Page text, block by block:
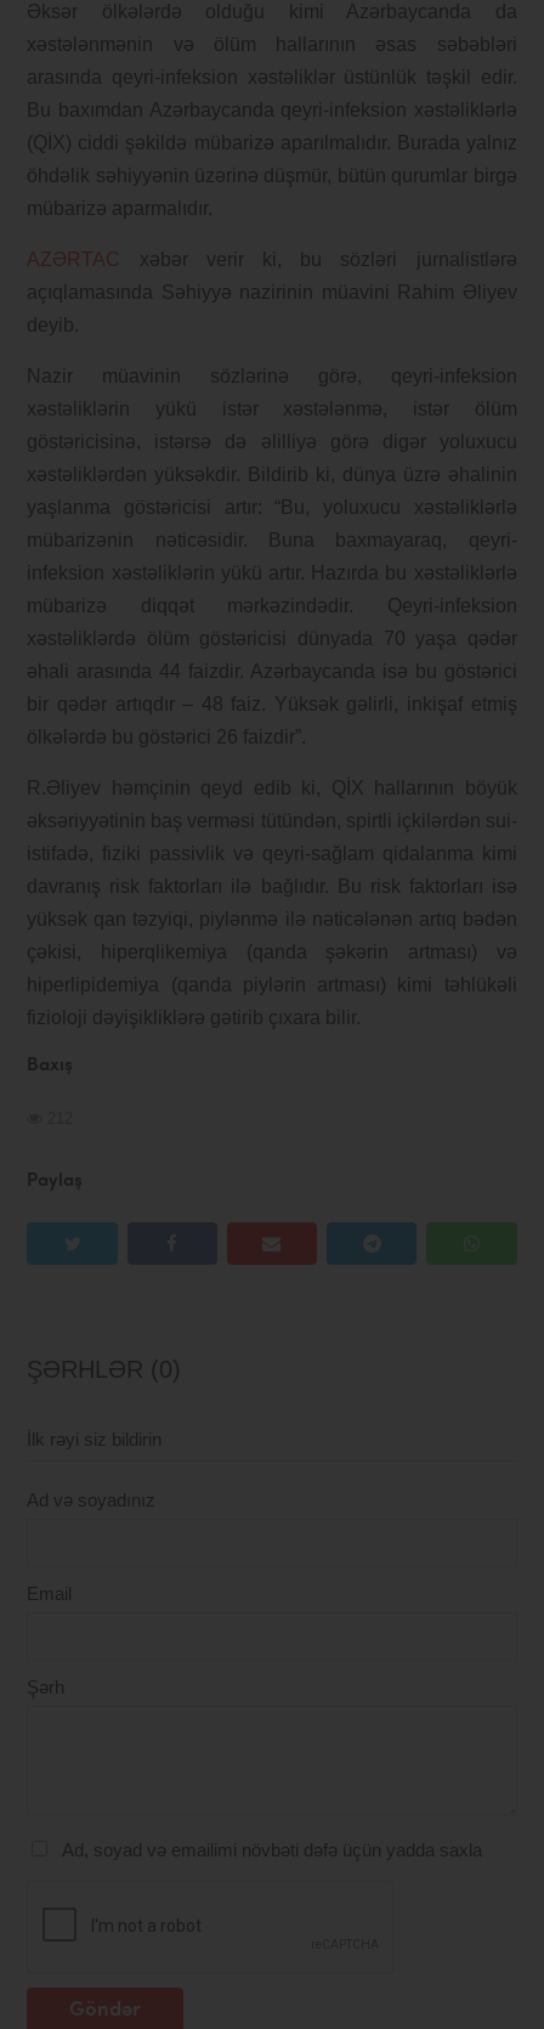
Baxış
Paylaş
Əksər ölkələrdə olduğu kimi Azərbaycanda da
xəstələnmənin və ölüm hallarının əsas səbəbləri
arasında qeyri-infeksion xəstəliklər üstünlük təşkil edir.
Bu baxımdan Azərbaycanda qeyri-infeksion xəstəliklərlə
(QİX) ciddi şəkildə mübarizə aparılmalıdır. Burada yalnız
öhdəlik səhiyyənin üzərinə düşmür, bütün qurumlar birgə
mübarizə aparmalıdır.
AZƏRTAC
xəbər verir ki, bu sözləri jurnalistlərə
açıqlamasında Səhiyyə nazirinin müavini Rahim Əliyev
deyib.
Nazir müavinin sözlərinə görə, qeyri-infeksion
xəstəliklərin yükü istər xəstələnmə, istər ölüm
göstəricisinə, istərsə də əlilliyə görə digər yoluxucu
xəstəliklərdən yüksəkdir. Bildirib ki, dünya üzrə əhalinin
yaşlanma göstəricisi artır: “Bu, yoluxucu xəstəliklərlə
mübarizənin nəticəsidir. Buna baxmayaraq, qeyri-
infeksion xəstəliklərin yükü artır. Hazırda bu xəstəliklərlə
mübarizə diqqət mərkəzindədir. Qeyri-infeksion
xəstəliklərdə ölüm göstəricisi dünyada 70 yaşa qədər
əhali arasında 44 faizdir. Azərbaycanda isə bu göstərici
bir qədər artıqdır – 48 faiz. Yüksək gəlirli, inkişaf etmiş
ölkələrdə bu göstərici 26 faizdir”.
R.Əliyev həmçinin qeyd edib ki, QİX hallarının böyük
əksəriyyətinin baş verməsi tütündən, spirtli içkilərdən sui-
istifadə, fiziki passivlik və qeyri-sağlam qidalanma kimi
davranış risk faktorları ilə bağlıdır. Bu risk faktorları isə
yüksək qan təzyiqi, piylənmə ilə nəticələnən artıq bədən
çəkisi, hiperqlikemiya (qanda şəkərin artması) və
hiperlipidemiya (qanda piylərin artması) kimi təhlükəli
fizioloji dəyişikliklərə gətirib çıxara bilir.
ŞƏRHLƏR (0)
İlk rəyi siz bildirin
Ad və soyadınız
Email
Şərh
Ad, soyad və emailimi növbəti dəfə üçün yadda saxla
Göndər